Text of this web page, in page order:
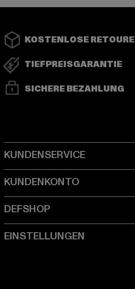
KOSTENLOSE RETOURE
TIEFPREISGARANTIE
SICHERE BEZAHLUNG